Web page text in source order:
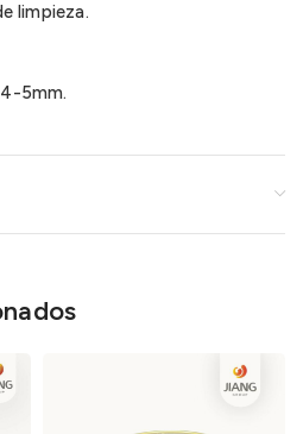
limpieza.
5mm.